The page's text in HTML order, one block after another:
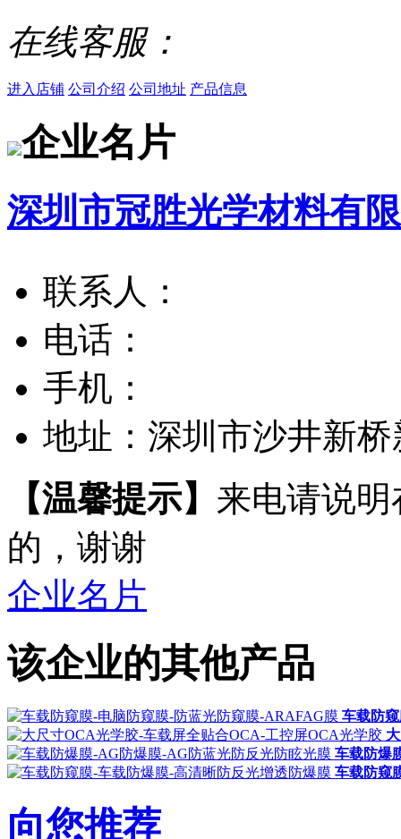
在线客服：
进入店铺 公司介绍 公司地址 产品信息
企业名片
深圳市冠胜光学材料有
联系人：
电话：
手机：
地址： 深圳市沙井新
【温馨提示】 来电请说
的，谢谢
企业名片
该企业的其他产品
车载防
车载防爆
车载防窥
向您推荐